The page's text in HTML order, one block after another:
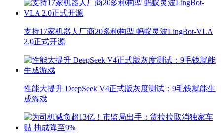
支持17家机器人厂商20多种构型 蚂蚁灵波LingBot-VLA
2.0正式开源
性能大提升 DeepSeek V4正式版灰度测试：9毛钱就能生
成游戏